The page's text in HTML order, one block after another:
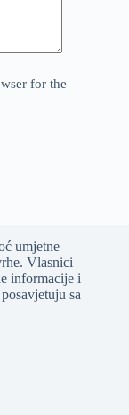
for the
umjetne
Vlasnici
informacije i
sa